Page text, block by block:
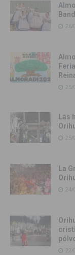
26/
25/
Las
25/
La
24/
22/